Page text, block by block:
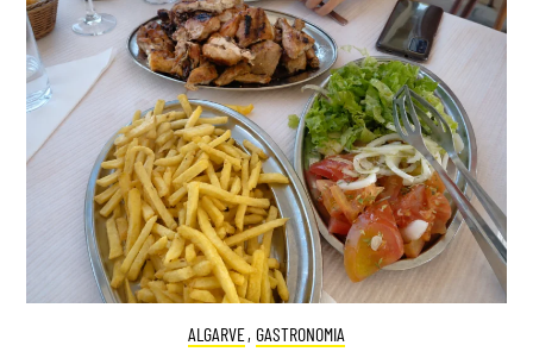
ALGARVE, GASTRONOMIA